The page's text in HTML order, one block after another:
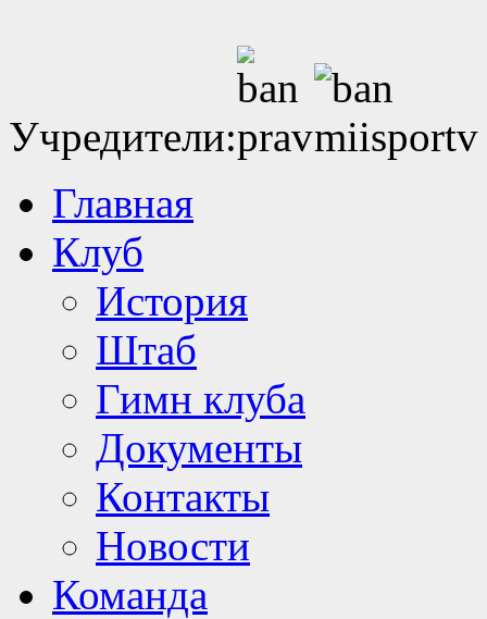
Учредители:
Главная
Клуб
История
Штаб
Гимн клуба
Документы
Контакты
Новости
Команда